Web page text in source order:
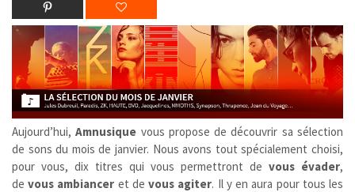
Aujourd’hui,Amnusique vous propose de découvrir sa sélection
de sons du mois de janvier. Nous avons tout spécialement choisi,
pour vous, dix titres qui vous permettront de vous évader,
devous ambiancer et devous agiter. Il y en aura pour tous les